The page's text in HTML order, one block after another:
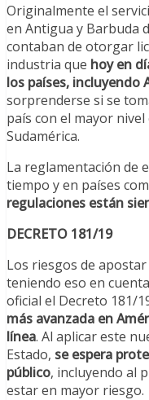
Originalmente el
en Antigua y Barbuda
contaban de otorgar
industria que hoy en
los países, incluyendo
sorprenderse si se
país con el mayor
Sudamérica.
La reglamentación de
tiempo y en países
regulaciones están
DECRETO 181/19
Los riesgos de
teniendo eso en
oficial el Decreto 181/
más avanzada en
línea. Al aplicar este
Estado, se espera
público, incluyendo al
estar en mayor riesgo.